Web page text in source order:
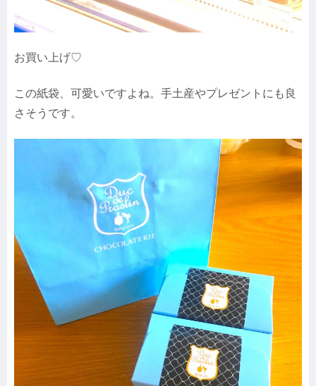
お買い上げ♡
この紙袋、可愛いですよね。手土産やプレゼントにも良
さそうです。